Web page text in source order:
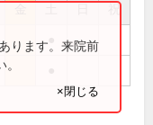
祝
ります。来院前
×閉じる